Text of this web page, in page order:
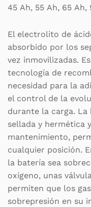
45 Ah, 55 Ah, 65 Ah,
El electrolito de
absorbido por los
vez inmovilizadas.
tecnología de
necesidad para la
el control de la
durante la carga.
sellada y hermética
mantenimiento,
cualquier posición.
la batería sea
oxígeno, unas
permiten que los
sobrepresión en su